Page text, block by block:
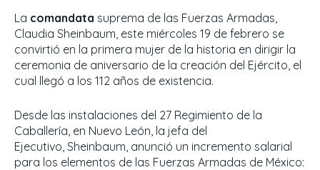
La comandata suprema de las Fuerzas Armadas,
Claudia Sheinbaum, este miércoles 19 de febrero se
convirtió en la primera mujer de la historia en dirigir la
ceremonia de aniversario de la creación del Ejército, el
cual llegó a los 112 años de existencia.
Desde las instalaciones del 27 Regimiento de la
Caballería, en Nuevo León, la jefa del
Ejecutivo, Sheinbaum, anunció un incremento salarial
para los elementos de las Fuerzas Armadas de México: